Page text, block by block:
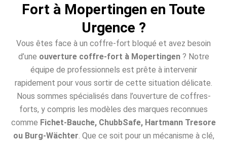
Fort à Mopertingen en Toute
Urgence ?
Vous êtes face à un coffre-fort bloqué et avez besoin
d’une ouverture coffre-fort à Mopertingen? Notre
équipe de professionnels est prête à intervenir
rapidement pour vous sortir de cette situation délicate.
Nous sommes spécialisés dans l’ouverture de coffres-
forts, y compris les modèles des marques reconnues
comme Fichet-Bauche, ChubbSafe, Hartmann Tresore
ou Burg-Wächter . Que ce soit pour un mécanisme à clé,